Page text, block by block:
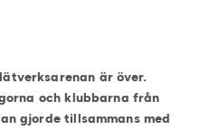
är över.
och klubbarna från
gjorde tillsammans med